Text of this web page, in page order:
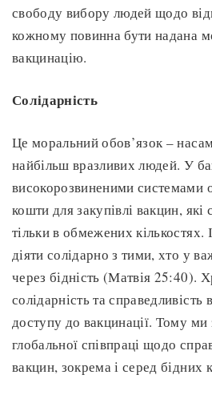
свободу вибору людей щодо
кожному повинна бути надана
вакцинацію.
Солідарність
Це моральний обов’язок –
найбільш вразливих людей. У
високорозвиненими системами
кошти для закупівлі вакцин, які
тільки в обмежених
діяти солідарно з тими, хто у
через бідність (Матвія 25:40).
солідарність та
доступу до вакцинації. Тому ми
глобальної співпраці щодо
вакцин, зокрема і серед бідних